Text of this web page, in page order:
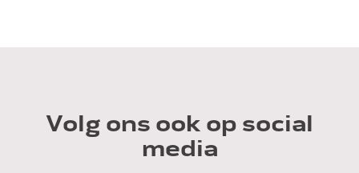
Volg ons ook op social
media